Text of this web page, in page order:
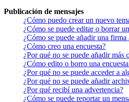
Publicación de mensajes
¿Cómo puedo crear un nuevo
¿Cómo se puede editar o borrar
¿Cómo se puede añadir una firma
¿Cómo creo una encuesta?
¿Por qué no se puede añadir más
¿Cómo edito o borro una
¿Por qué no se puede acceder a
¿Por qué no se puede añadir
¿Por qué recibí una advertencia?
¿Cómo se puede reportar un